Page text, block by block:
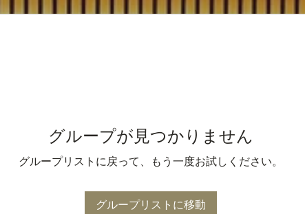
グループが見つかりません
グループリストに戻って、もう一度お試しください。
グループリストに移動